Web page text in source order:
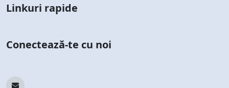
Linkuri rapide
Conectează-te cu noi